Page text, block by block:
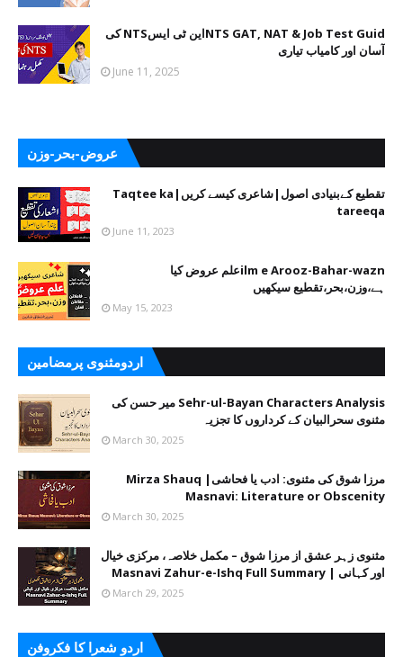
NTS GAT, NAT & Job Test Guidاین ٹی ایسNTS کی
آسان اور کامیاب تیاری
June 11, 2025
عروض-بحر-وزن
تقطیع کےبنیادی اصول|شاعری کیسے کریں|Taqtee ka
tareeqa
June 11, 2023
ilm e Arooz-Bahar-waznعلم عروض کیا
ہے،وزن،بحر،تقطیع سیکھیں
May 15, 2023
اردومثنوی پرمضامین
Sehr-ul-Bayan Characters Analysis میر حسن کی
مثنوی سحرالبیان کے کرداروں کا تجزیہ
March 30, 2025
مرزا شوق کی مثنوی: ادب یا فحاشی| Mirza Shauq
Masnavi: Literature or Obscenity
March 30, 2025
مثنوی زہر عشق از مرزا شوق – مکمل خلاصہ، مرکزی خیال
اور کہانی | Masnavi Zahur-e-Ishq Full Summary
March 29, 2025
اردو شعرا کا فکروفن